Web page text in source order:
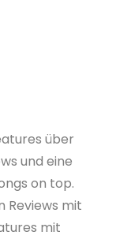
über
und eine
on top.
Reviews mit
mit